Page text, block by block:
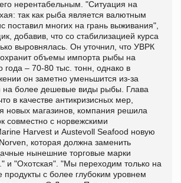
нерентабельным. "Ситуация на
так как рыба является валютным
поставил многих на грань выживания",
добавив, что со стабилизацией курса
выровнялась. Он уточнил, что УВРК
объемы импорта рыбы на
года – 70-80 тыс. тонн, однако в
он заметно уменьшится из-за
на более дешевые виды рыбы. Глава
в качестве антикризисных мер,
новых магазинов, компания решила
совместно с норвежскими
Harvest и Austevoll Seafood новую
которая должна заменить
нынешние торговые марки
и "Охотская". "Мы переходим только на
с более глубоким уровнем